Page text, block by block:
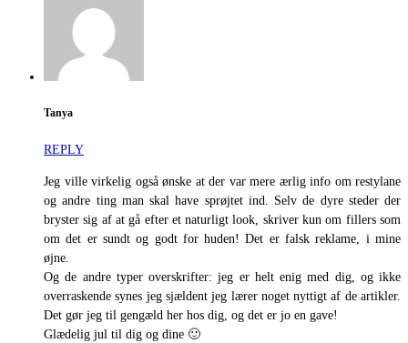
Tanya
REPLY
Jeg ville virkelig også ønske at der var mere ærlig info om restylane
og andre ting man skal have sprøjtet ind. Selv de dyre steder der
bryster sig af at gå efter et naturligt look, skriver kun om fillers som
om det er sundt og godt for huden! Det er falsk reklame, i mine
øjne.
Og de andre typer overskrifter: jeg er helt enig med dig, og ikke
overraskende synes jeg sjældent jeg lærer noget nyttigt af de artikler.
Det gør jeg til gengæld her hos dig, og det er jo en gave!
Glædelig jul til dig og dine 🙂